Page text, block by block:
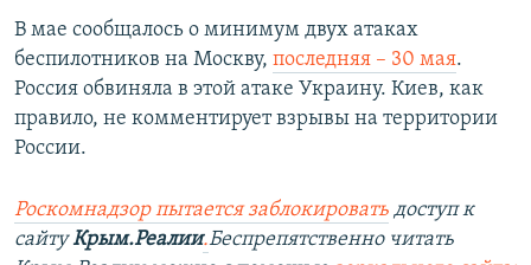
В мае сообщалось о минимум двух атаках
беспилотников на Москву, последняя – 30 мая.
Россия обвиняла в этой атаке Украину. Киев, как
правило, не комментирует взрывы на территории
России.
Роскомнадзор пытается заблокировать доступ к
сайтуКрым.Реалии.Беспрепятственно читать